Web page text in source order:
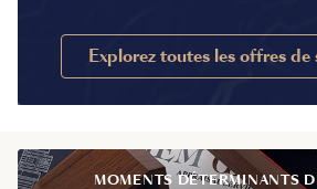
Explorez toutes les offres de
MOMENTS DÉTERMINANTS